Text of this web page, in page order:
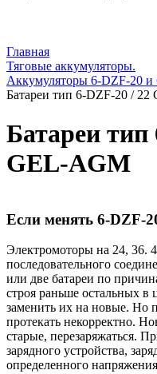
Главная
Тяговые аккумуляторы.
Аккумуляторы 6-DZF-20 и
Батареи тип 6-DZF-20 /
Батареи тип
GEL-AGM
Если менять 6-DZF-
Электромоторы на 24, 36.
последовательного
или две батареи по
строя раньше остальных в
заменить их на новые. Но
протекать некорректно.
старые, перезаряжаться.
зарядного устройства,
определенного